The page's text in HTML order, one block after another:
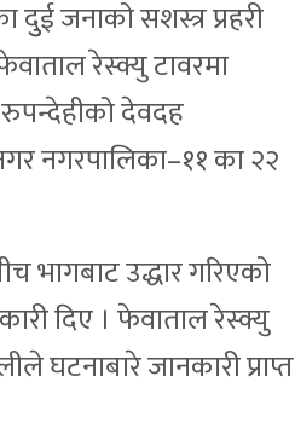
जनाको सशस्त्र प्रहरी
रेस्क्यु टावरमा
देवदह
नगरपालिका–११ का २२
भागबाट उद्धार गरिएको
दिए । फेवाताल रेस्क्यु
घटनाबारे जानकारी प्राप्त